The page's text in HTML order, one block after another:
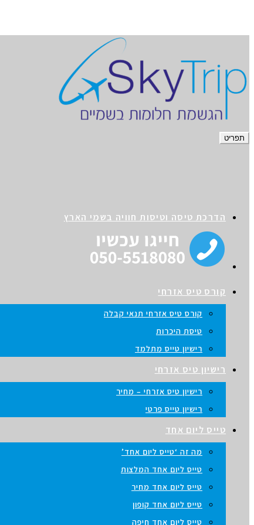
תפריט
הדרכת טיסה וטיסות חוויה בשמי הארץ
קורס טיס אזרחי
קורס טיס אזרחי תנאי קבלה
טיסת היכרות
רישיון טייס מתלמד
רישיון טיס אזרחי
רישיון טיס אזרחי – מחיר
רישיון טייס פרטי
טייס ליום אחד
מה זה ‘טייס ליום אחד’
טייס ליום אחד המלצות
טייס ליום אחד מחיר
טייס ליום אחד קופון
טייס ליום אחד חיפה